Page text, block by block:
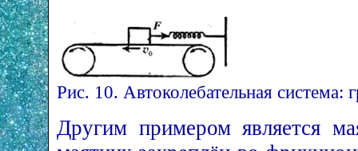
Рис. 10. Автоколебательная система:
Другим примером является